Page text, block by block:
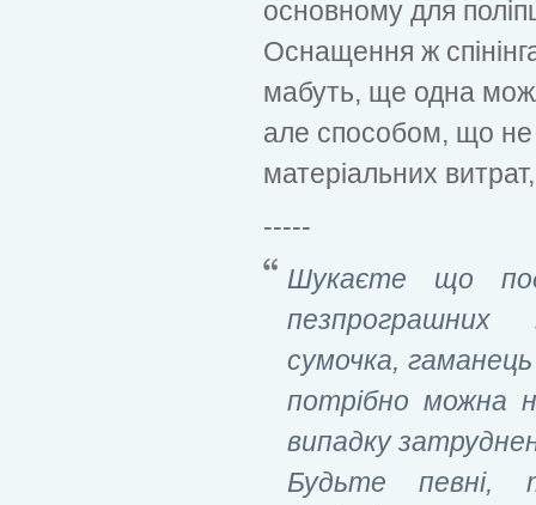
основному для
Оснащення ж
мабуть, ще одна
але способом, що не
матеріальних
-----
Шукаєте що
пезпрограшних
сумочка,
потрібно можна
випадку
Будьте певні,